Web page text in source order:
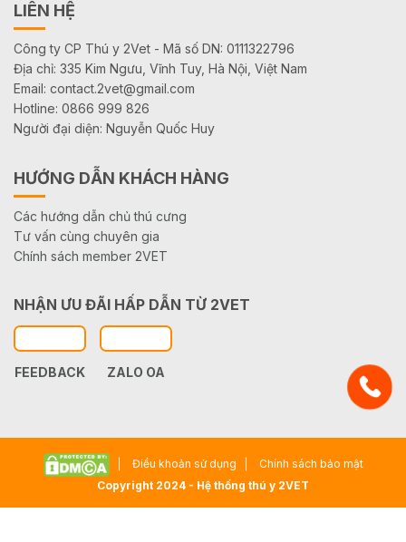
LIÊN HỆ
Công ty CP Thú y 2Vet - Mã số DN: 0111322796
Địa chỉ: 335 Kim Ngưu, Vĩnh Tuy, Hà Nội, Việt Nam
Email: contact.2vet@gmail.com
Hotline: 0866 999 826
Người đại diện: Nguyễn Quốc Huy
HƯỚNG DẪN KHÁCH HÀNG
Các hướng dẫn chủ thú cưng
Tư vấn cùng chuyên gia
Chính sách member 2VET
NHẬN ƯU ĐÃI HẤP DẪN TỪ 2VET
FEEDBACK ZALO OA
Điều khoản sử dụng
Chính sách bảo mật
Copyright 2024 - Hệ thống thú y 2VET